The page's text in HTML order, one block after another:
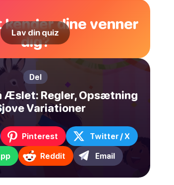
dine venner
dig?
Lav din quiz
Del
Æslet: Regler, Opsætning
Variationer
Pinterest Twitter / X
Reddit Email